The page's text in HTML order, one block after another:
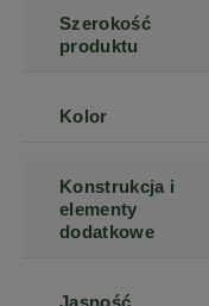
Szerokość
produktu
Kolor
Konstrukcja i
elementy
dodatkowe
Jasność